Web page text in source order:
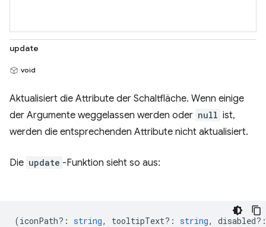
update
void
Aktualisiert die Attribute der Schaltfläche. Wenn einige
der Argumente weggelassen werden oder null ist,
werden die entsprechenden Attribute nicht aktualisiert.
Die update -Funktion sieht so aus:
(iconPath? : string, tooltipText? : string, disabled? :